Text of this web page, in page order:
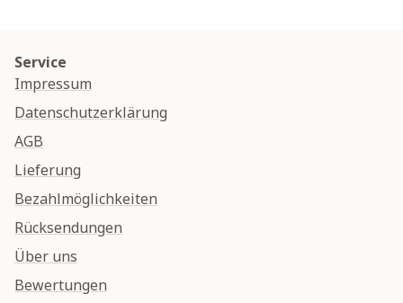
Service
Impressum
Datenschutzerklärung
AGB
Lieferung
Bezahlmöglichkeiten
Rücksendungen
Über uns
Bewertungen